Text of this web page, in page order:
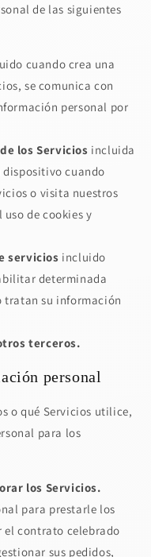
de las siguientes
cuando crea una
se comunica con
personal por
los Servicios incluida
dispositivo cuando
o visita nuestros
de cookies y
servicios incluido
determinada
tratan su información
terceros.
personal
o qué Servicios utilice,
para los
los Servicios.
para prestarle los
el contrato celebrado
sus pedidos,